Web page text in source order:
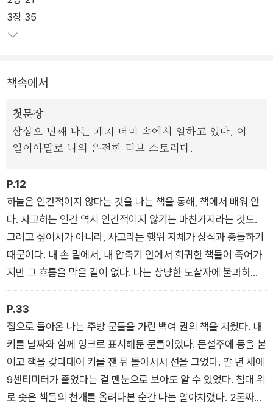
고 있다. 그의 작품들은 체코에서만 삼백만 부 이상 판매되었으
며, 전 세계 30여 개국에 번역 출간되었을 정도로 대중적으로도
밀란 쿤데라는 스스로 체코 작가면서도 흐라발을 '우리 시대를 대
표하는 체코 최고의 작가'라고 칭할 정도로 그에 대한 존경을 숨
기지 않았고, 줄리언 반스는 그를 '우리 시대에서 가장 세련된 작
가'라고 언급했으며, 필립 로스는 그에 대해 '적어도 나에게 그는
<너무 시끄러운 고독>은 흐라발 본인이 '나는 이 작품을 쓰기 위
해 세상에 나왔다'고 선언할 만큼 그의 정수가 담긴 작품이며, 필
생의 역작이라 불릴 만한 강렬한 소설로 많은 독자와 평단의 사랑
과 주목을 받았다. 주한 체코문화원에서는 2014년 보후밀 흐라
발 탄생 100주년을 기념해 '너무 시끄러운 고독'이라는 제목의 전
3장 35
책속에서
첫문장
삼십오 년째 나는 폐지 더미 속에서 일하고 있다. 이
일이야말로 나의 온전한 러브 스토리다.
P.12
하늘은 인간적이지 않다는 것을 나는 책을 통해, 책에서 배워 안
다. 사고하는 인간 역시 인간적이지 않기는 마찬가지라는 것도.
그러고 싶어서가 아니라, 사고라는 행위 자체가 상식과 충돌하기
때문이다. 내 손 밑에서, 내 압축기 안에서 희귀한 책들이 죽어가
지만 그 흐름을 막을 길이 없다. 나는 상냥한 도살자에 불과하다.
책은 내게 파괴의 기쁨과 맛을 가르쳐주었다. 세차게 퍼붓는 비와
건물 폭파 기사들을 나는 사랑한다. 거대한 타이어에 바람을 넣듯
폭파 기사들이 집과 거리를 송두리째 날려보내는 광경을 나는 몇
시간이고 서서 지켜본다.
P.33
집으로 돌아온 나는 주방 문틀을 가린 백여 권의 책을 치웠다. 내
키를 날짜와 함께 잉크로 표시해둔 문틀이었다. 문설주에 등을 붙
이고 책을 갖다대어 키를 잰 뒤 돌아서서 선을 그었다. 팔 년 새에
9센티미터가 줄었다는 걸 맨눈으로 보아도 알 수 있었다. 침대 위
로 솟은 책들의 천개를 올려다본 순간 나는 알아차렸다. 2톤짜리